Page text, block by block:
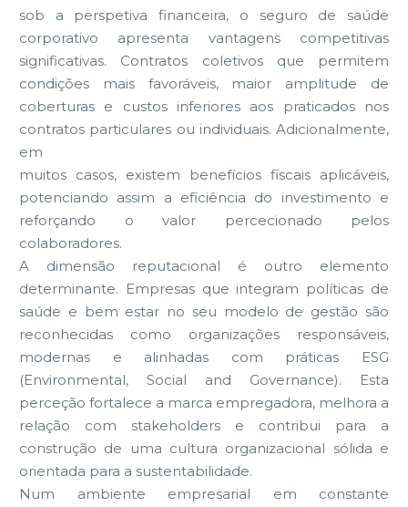
sob a perspetiva financeira, o seguro de saúde
corporativo apresenta vantagens competitivas
significativas. Contratos coletivos que permitem
condições mais favoráveis, maior amplitude de
coberturas e custos inferiores aos praticados nos
contratos particulares ou individuais. Adicionalmente,
em
muitos casos, existem benefícios fiscais aplicáveis,
potenciando assim a eficiência do investimento e
reforçando o valor percecionado pelos
colaboradores.
A dimensão reputacional é outro elemento
determinante. Empresas que integram políticas de
saúde e bem estar no seu modelo de gestão são
reconhecidas como organizações responsáveis,
modernas e alinhadas com práticas ESG
(Environmental, Social and Governance). Esta
perceção fortalece a marca empregadora, melhora a
relação com stakeholders e contribui para a
construção de uma cultura organizacional sólida e
orientada para a sustentabilidade.
Num ambiente empresarial em constante